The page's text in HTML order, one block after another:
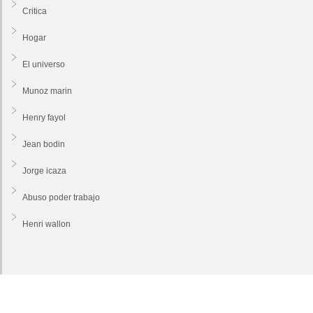
Critica
Hogar
El universo
Munoz marin
Henry fayol
Jean bodin
Jorge icaza
Abuso poder trabajo
Henri wallon